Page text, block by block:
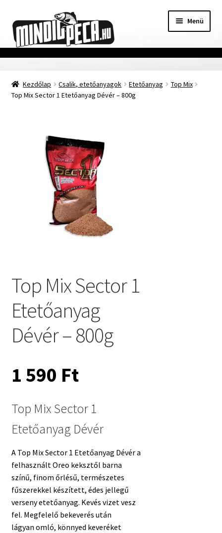
a
navigációhoz
a
tartalomba
Menü
Főoldal
Adatvédelmi nyilatkozat
Szállítási Információ
Mohosz Versenynaptár 2025
Kezdőlap Csalik, etetőanyagok Etetőanyag
Top Mix
Top Mix Sector 1 Etetőanyag Dévér – 800g
Top Mix Sector 1
Etetőanyag
Dévér – 800g
1 590 Ft
Top Mix Sector 1
Etetőanyag Dévér
A Top Mix Sector 1 Etetőanyag Dévér a
felhasznált Oreo keksztől barna
színű, finom őrlésű, természetes
fűszerekkel készített, édes jellegű
verseny etetőanyag. Kevés vizet vesz
fel. Megfelelő bekeverés után
lágyan omló, könnyed keveréket